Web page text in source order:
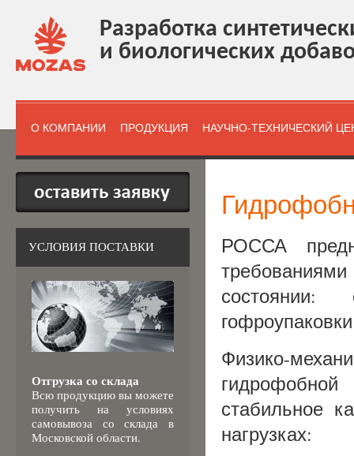
Разработка
и биологических
О КОМПАНИИ ПРОДУКЦИЯ НАУЧНО-ТЕХНИЧЕСКИЙ
РОССА
состоянии:
Физико-
стабильное
нагрузках:
УСЛОВИЯ ПОСТАВКИ
Отгрузка со склада
Всю продукцию вы можете
получить на условиях
самовывоза со склада в
Московской области.